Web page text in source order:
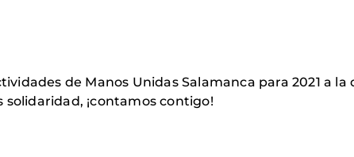
de Manos Unidas Salamanca para 2021 a
¡contamos contigo!